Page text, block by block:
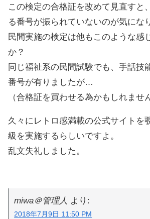
この検定の合格証を改めて見直すと
る番号が振られていないのが気にな
民間実施の検定は他もこのような感
か？
同じ福祉系の民間試験でも、手話技
番号が有りましたが…
（合格証を買わせる為かもしれませ
久々にレトロ感満載の公式サイトを
級を実施するらしいですよ。
乱文失礼しました。
miwa＠管理人 より:
2018年7月9日 11:50 PM